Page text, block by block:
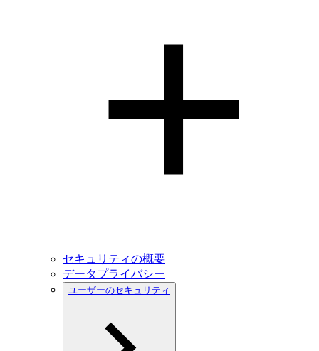
セキュリティの概要
データプライバシー
ユーザーのセキュリティ